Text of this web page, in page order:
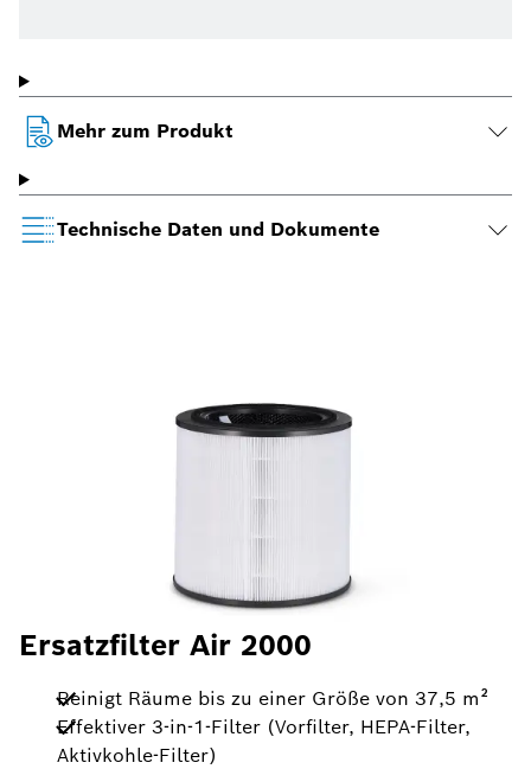
Mehr zum Produkt
Technische Daten und Dokumente
Ersatzfilter Air 2000
Reinigt Räume bis zu einer Größe von 37,5 m²
Effektiver 3-in-1-Filter (Vorfilter, HEPA-Filter,
Aktivkohle-Filter)